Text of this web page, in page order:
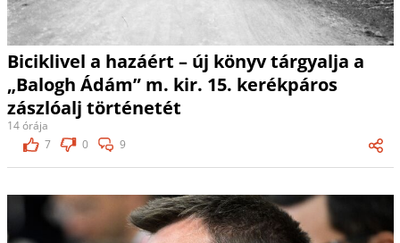
Biciklivel a hazáért – új könyv tárgyalja a
„Balogh Ádám” m. kir. 15. kerékpáros
zászlóalj történetét
14 órája
7
0 9